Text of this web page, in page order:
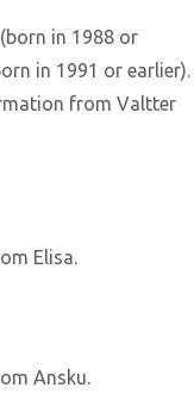
in 1988 or
in 1991 or earlier).
from Valtter
Elisa.
Ansku.